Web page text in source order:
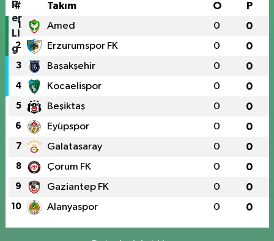
# Takım O P
1 Amed 0 0
2 Erzurumspor FK 0 0
3 Başakşehir 0 0
4 Kocaelispor 0 0
5 Beşiktaş 0 0
6 Eyüpspor 0 0
7 Galatasaray 0 0
8 Çorum FK 0 0
9 Gaziantep FK 0 0
10 Alanyaspor 0 0